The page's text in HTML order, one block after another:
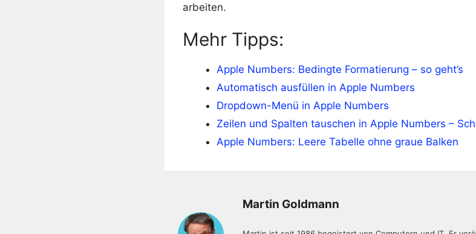
arbeiten.
Mehr Tipps:
Apple Numbers: Bedingte Formatierung – so geht’s
Automatisch ausfüllen in Apple Numbers
Dropdown-Menü in Apple Numbers
Zeilen und Spalten tauschen in Apple Numbers –
Apple Numbers: Leere Tabelle ohne graue Balken
Martin Goldmann